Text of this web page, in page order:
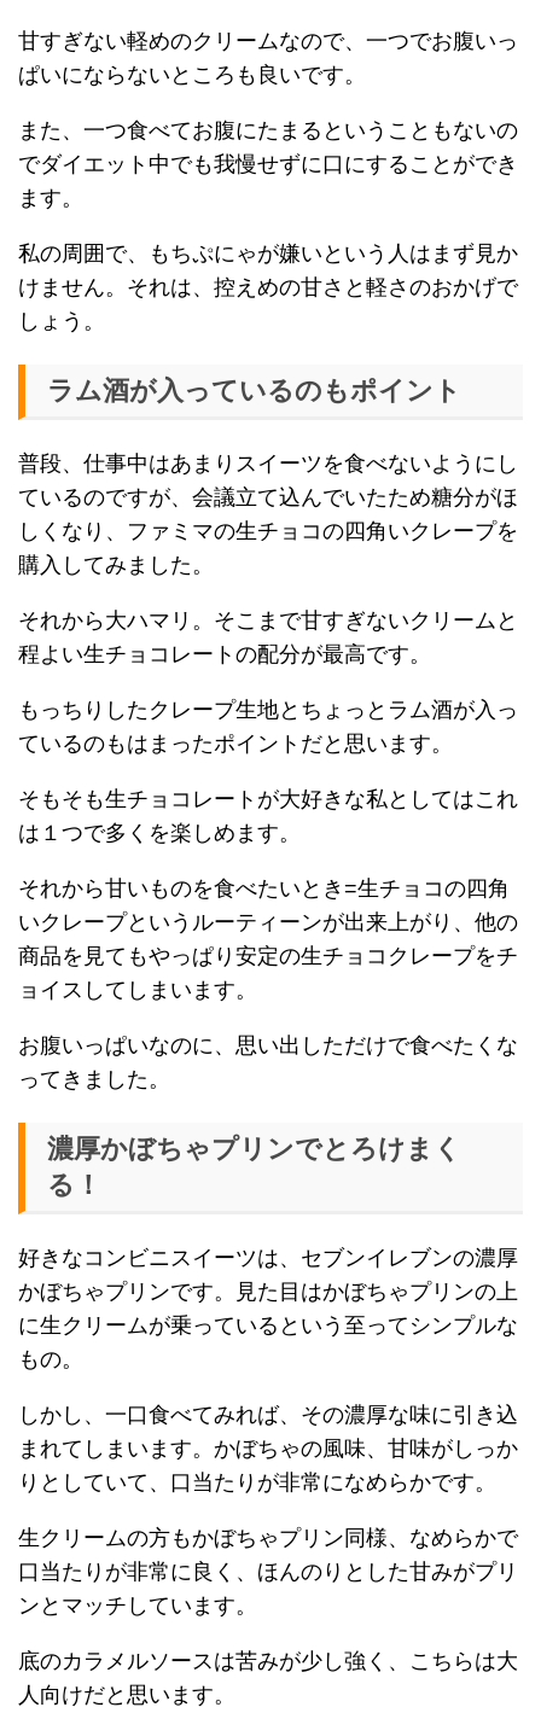
甘すぎない軽めのクリームなので、一つでお腹いっ
ぱいにならないところも良いです。
また、一つ食べてお腹にたまるということもないの
でダイエット中でも我慢せずに口にすることができ
ます。
私の周囲で、もちぷにゃが嫌いという人はまず見か
けません。それは、控えめの甘さと軽さのおかげで
しょう。
ラム酒が入っているのもポイント
普段、仕事中はあまりスイーツを食べないようにし
ているのですが、会議立て込んでいたため糖分がほ
しくなり、ファミマの生チョコの四角いクレープを
購入してみました。
それから大ハマリ。そこまで甘すぎないクリームと
程よい生チョコレートの配分が最高です。
もっちりしたクレープ生地とちょっとラム酒が入っ
ているのもはまったポイントだと思います。
そもそも生チョコレートが大好きな私としてはこれ
は１つで多くを楽しめます。
それから甘いものを食べたいとき=生チョコの四角
いクレープというルーティーンが出来上がり、他の
商品を見てもやっぱり安定の生チョコクレープをチ
ョイスしてしまいます。
お腹いっぱいなのに、思い出しただけで食べたくな
ってきました。
濃厚かぼちゃプリンでとろけまく
る！
好きなコンビニスイーツは、セブンイレブンの濃厚
かぼちゃプリンです。見た目はかぼちゃプリンの上
に生クリームが乗っているという至ってシンプルな
もの。
しかし、一口食べてみれば、その濃厚な味に引き込
まれてしまいます。かぼちゃの風味、甘味がしっか
りとしていて、口当たりが非常になめらかです。
生クリームの方もかぼちゃプリン同様、なめらかで
口当たりが非常に良く、ほんのりとした甘みがプリ
ンとマッチしています。
底のカラメルソースは苦みが少し強く、こちらは大
人向けだと思います。